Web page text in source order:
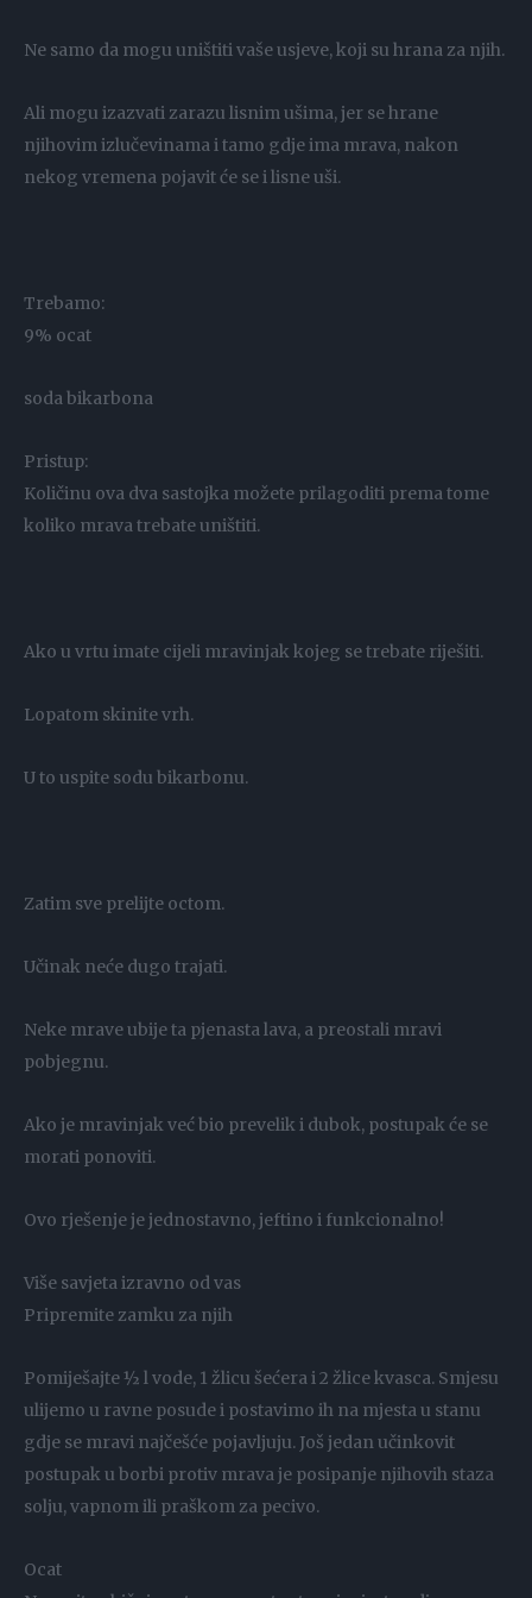
Ne samo da mogu uništiti vaše usjeve, koji su hrana za njih.
Ali mogu izazvati zarazu lisnim ušima, jer se hrane
njihovim izlučevinama i tamo gdje ima mrava, nakon
nekog vremena pojavit će se i lisne uši.
Trebamo:
9% ocat
soda bikarbona
Pristup:
Količinu ova dva sastojka možete prilagoditi prema tome
koliko mrava trebate uništiti.
Ako u vrtu imate cijeli mravinjak kojeg se trebate riješiti.
Lopatom skinite vrh.
U to uspite sodu bikarbonu.
Zatim sve prelijte octom.
Učinak neće dugo trajati.
Neke mrave ubije ta pjenasta lava, a preostali mravi
pobjegnu.
Ako je mravinjak već bio prevelik i dubok, postupak će se
morati ponoviti.
Ovo rješenje je jednostavno, jeftino i funkcionalno!
Više savjeta izravno od vas
Pripremite zamku za njih
Pomiješajte ½ l vode, 1 žlicu šećera i 2 žlice kvasca. Smjesu
ulijemo u ravne posude i postavimo ih na mjesta u stanu
gdje se mravi najčešće pojavljuju. Još jedan učinkovit
postupak u borbi protiv mrava je posipanje njihovih staza
solju, vapnom ili praškom za pecivo.
Ocat